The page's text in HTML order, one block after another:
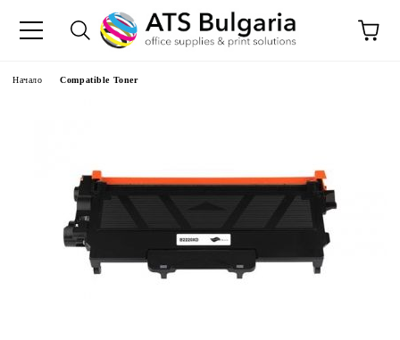
Начало Compatible Toner